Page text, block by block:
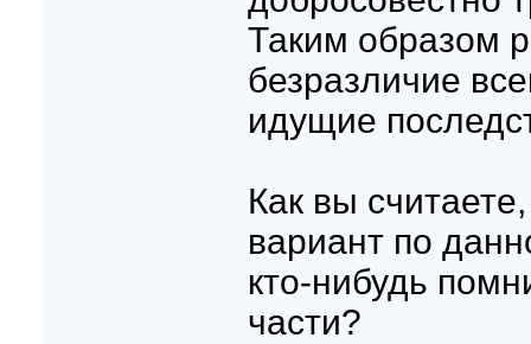
Таким образом
безразличие
идущие
Как вы
вариант по
кто-нибудь
части?